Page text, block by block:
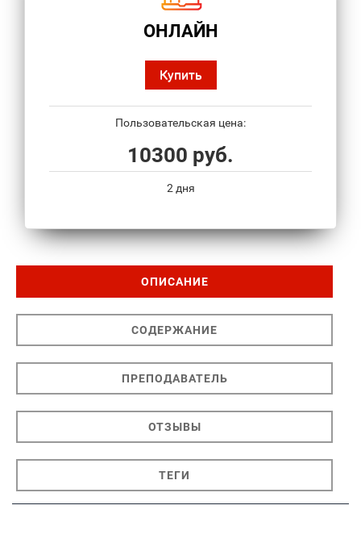
ОНЛАЙН
Купить
Пользовательская цена:
10300 руб.
2 дня
ОПИСАНИЕ
СОДЕРЖАНИЕ
ПРЕПОДАВАТЕЛЬ
ОТЗЫВЫ
ТЕГИ